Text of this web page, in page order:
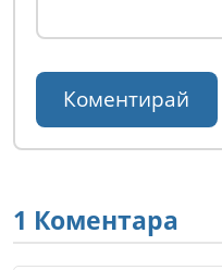
1 Коментара